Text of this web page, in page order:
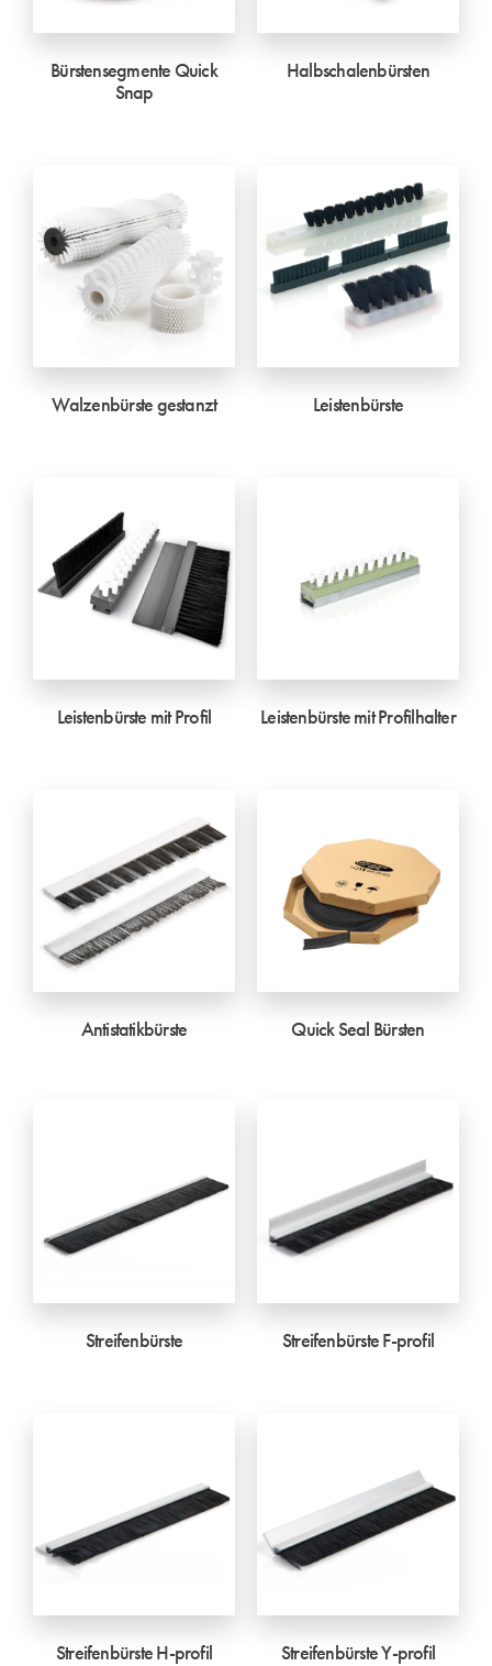
Bürstensegmente Quick
Snap
Halbschalenbürsten
Walzenbürste gestanzt Leistenbürste
Leistenbürste mit Profil Leistenbürste mit Profilhalter
Antistatikbürste Quick Seal Bürsten
Streifenbürste Streifenbürste F-profil
Streifenbürste H-profil Streifenbürste Y-profil